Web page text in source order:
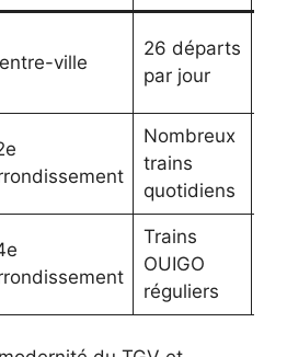
ville
26 départs
par jour
Nombreux
trains
quotidiens
Trains
OUIGO
réguliers